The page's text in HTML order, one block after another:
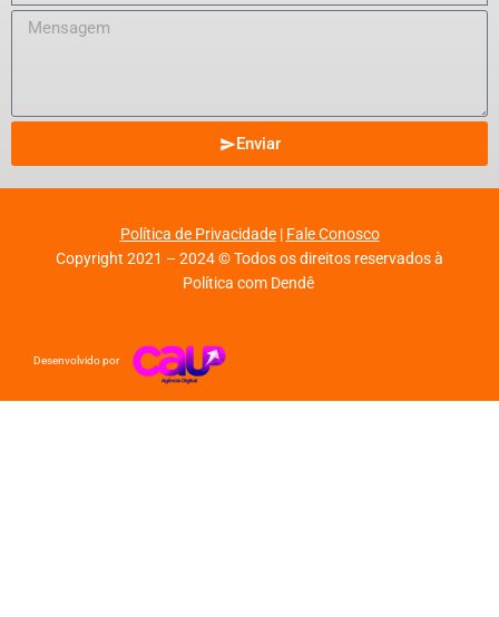
Enviar
Política de Privacidade| Fale Conosco
Copyright 2021 – 2024 © Todos os direitos reservados à
Política com Dendê
Desenvolvido por